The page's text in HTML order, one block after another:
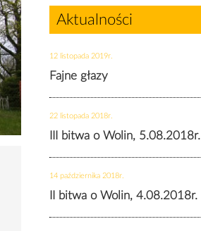
Aktualności
12 listopada 2019r.
Fajne głazy
22 listopada 2018r.
III bitwa o Wolin, 5.08.2018r.
14 października 2018r.
II bitwa o Wolin, 4.08.2018r.